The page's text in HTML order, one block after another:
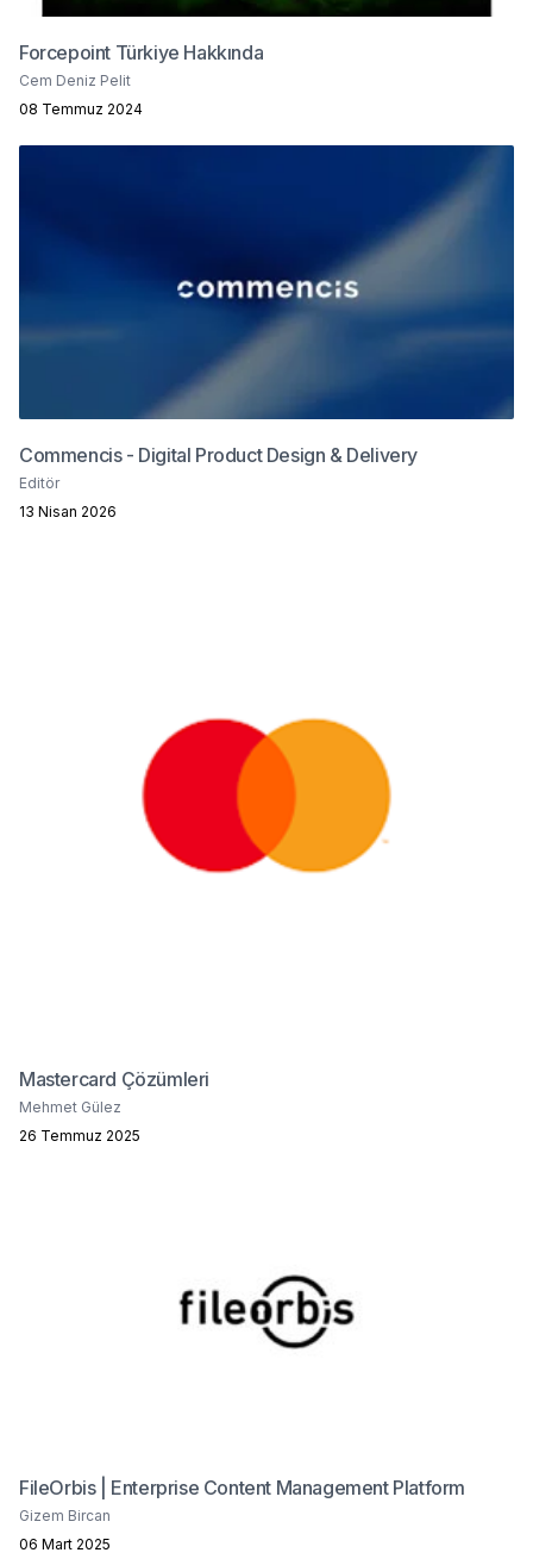
Forcepoint Türkiye Hakkında
Cem Deniz Pelit
08 Temmuz 2024
Commencis - Digital Product Design & Delivery
Editör
13 Nisan 2026
Mastercard Çözümleri
Mehmet Gülez
26 Temmuz 2025
FileOrbis | Enterprise Content Management Platform
Gizem Bircan
06 Mart 2025